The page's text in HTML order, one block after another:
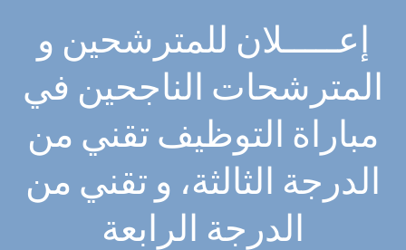
إعـــــلان للمترشحين و
المترشحات الناجحين في
مباراة التوظيف تقني من
الدرجة الثالثة، و تقني من
الدرجة الرابعة